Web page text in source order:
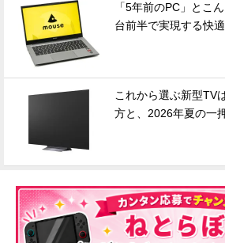
「5年前のPC」とこ
台前半で実現する快
これから選ぶ新型TV
方と、2026年夏の一